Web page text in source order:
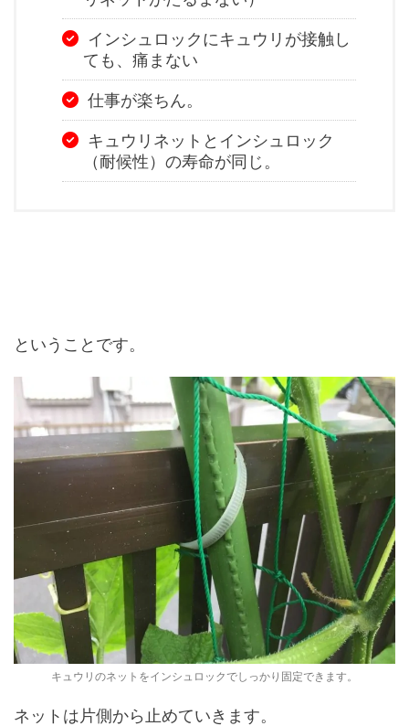
インシュロックにキュウリが接触し
ても、痛まない
仕事が楽ちん。
キュウリネットとインシュロック
（耐候性）の寿命が同じ。
ということです。
キュウリのネットをインシュロックでしっかり固定できます。
ネットは片側から止めていきます。